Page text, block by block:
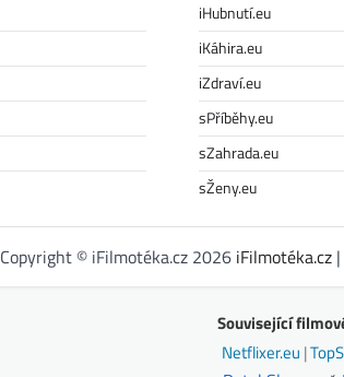
iHubnutí.eu
iKáhira.eu
iZdraví.eu
sPříběhy.eu
sZahrada.eu
sŽeny.eu
Copyright © iFilmotéka.cz 2026 iFilmotéka.cz|
Související
Netflixer.eu |